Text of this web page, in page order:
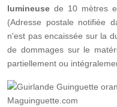
lumineuse de 10 mètres
(Adresse postale notifiée
n'est pas encaissée sur la
de dommages sur le
partiellement ou